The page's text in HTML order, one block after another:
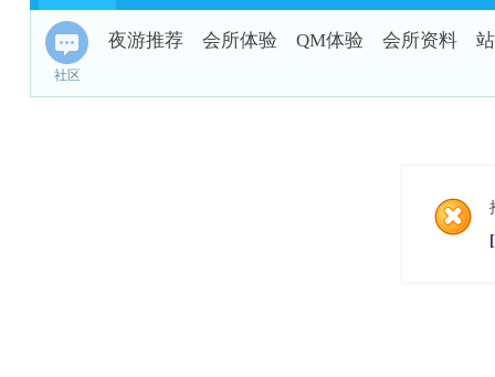
社区
夜游推荐 会所体验 QM体验 会所资料